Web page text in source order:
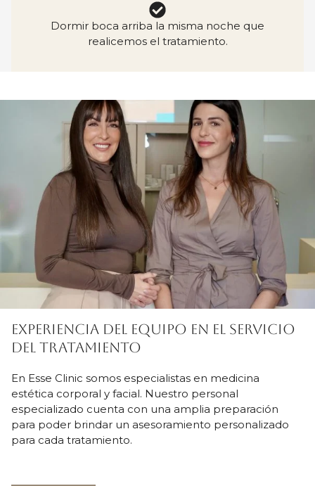
Dormir boca arriba la misma noche que
realicemos el tratamiento.
EXPERIENCIA DEL EQUIPO EN EL SERVICIO
DEL TRATAMIENTO
En Esse Clinic somos especialistas en medicina
estética corporal y facial. Nuestro personal
especializado cuenta con una amplia preparación
para poder brindar un asesoramiento personalizado
para cada tratamiento.